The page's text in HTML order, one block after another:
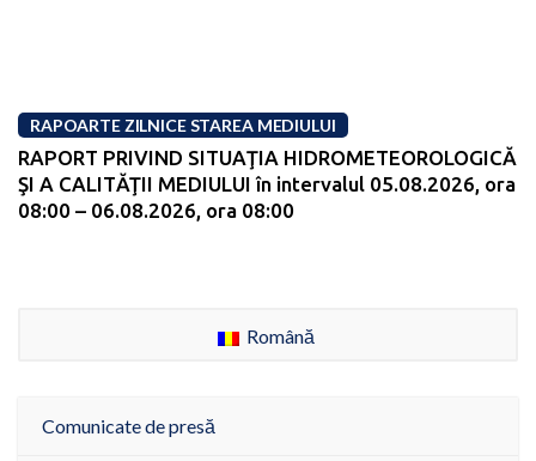
RAPOARTE ZILNICE STAREA MEDIULUI
RAPORT PRIVIND SITUAŢIA HIDROMETEOROLOGICĂ
ŞI A CALITĂŢII MEDIULUI în intervalul 05.08.2026, ora
08:00 – 06.08.2026, ora 08:00
Română
Comunicate de presă